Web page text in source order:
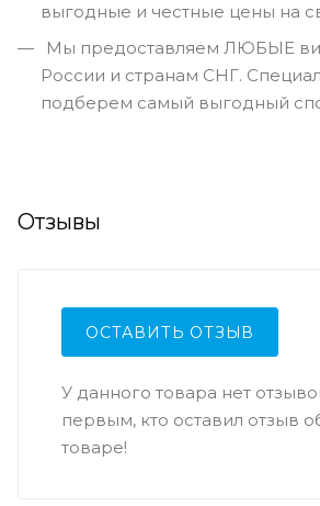
выгодные и честные цены на
Мы предоставляем ЛЮБЫЕ
России и странам СНГ.
подберем самый выгодный
Отзывы
ОСТАВИТЬ ОТЗЫВ
У данного товара нет
первым, кто оставил отзыв
товаре!